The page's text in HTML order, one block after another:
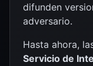
difunden
adversario.
Hasta ahora,
Servicio de